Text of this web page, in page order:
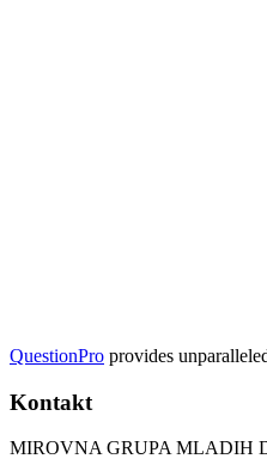
QuestionPro provides
Kontakt
MIROVNA GRUPA MLADIH